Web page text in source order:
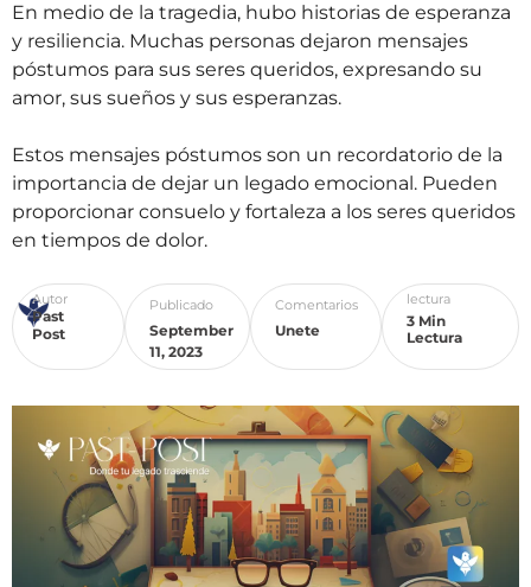
Autor
Past
Post
Publicado
September
11, 2023
Comentarios
Unete
lectura
3 Min
Lectura
En medio de la tragedia, hubo historias de esperanza
y resiliencia. Muchas personas dejaron mensajes
póstumos para sus seres queridos, expresando su
amor, sus sueños y sus esperanzas.
Estos mensajes póstumos son un recordatorio de la
importancia de dejar un legado emocional. Pueden
proporcionar consuelo y fortaleza a los seres queridos
en tiempos de dolor.